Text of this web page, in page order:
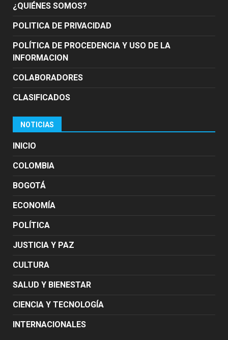
¿QUIÉNES SOMOS?
POLITICA DE PRIVACIDAD
POLÍTICA DE PROCEDENCIA Y USO DE LA
INFORMACION
COLABORADORES
CLASIFICADOS
NOTICIAS
INICIO
COLOMBIA
BOGOTÁ
ECONOMÍA
POLÍTICA
JUSTICIA Y PAZ
CULTURA
SALUD Y BIENESTAR
CIENCIA Y TECNOLOGÍA
INTERNACIONALES